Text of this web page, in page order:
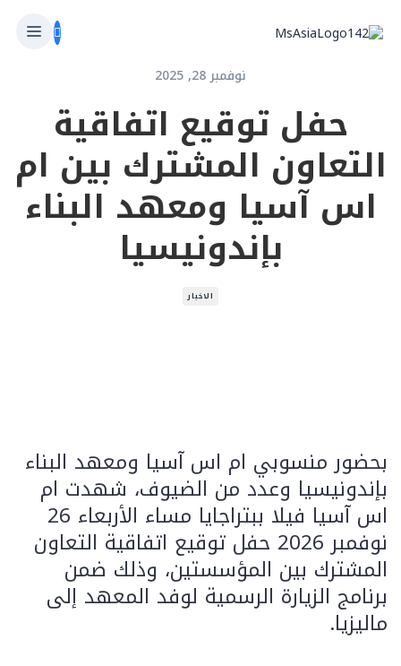
نوفمبر 28, 2025
حفل توقيع اتفاقية
التعاون المشترك بين ام
اس آسيا ومعهد البناء
بإندونيسيا
الاخبار
بحضور منسوبي ام اس آسيا ومعهد البناء
بإندونيسيا وعدد من الضيوف، شهدت ام
اس آسيا فيلا ببتراجايا مساء الأربعاء 26
نوفمبر 2026 حفل توقيع اتفاقية التعاون
المشترك بين المؤسستين، وذلك ضمن
برنامج الزيارة الرسمية لوفد المعهد إلى
ماليزيا.